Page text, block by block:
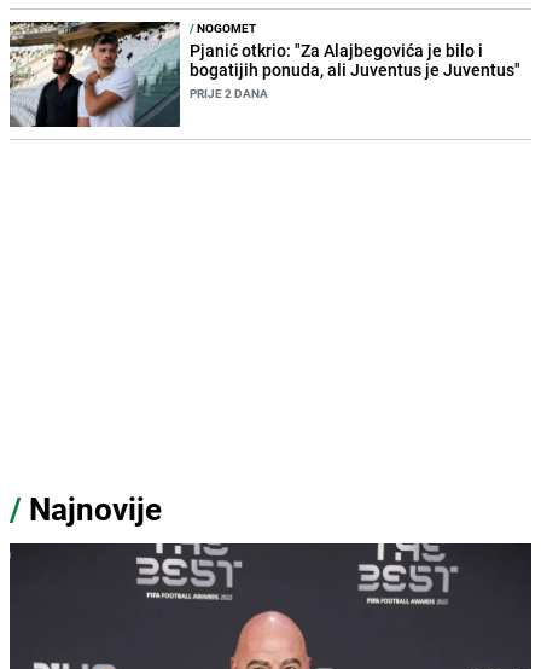
/NOGOMET
Pjanić otkrio: "Za Alajbegovića je bilo i
bogatijih ponuda, ali Juventus je Juventus"
PRIJE 2 DANA
/ Najnovije